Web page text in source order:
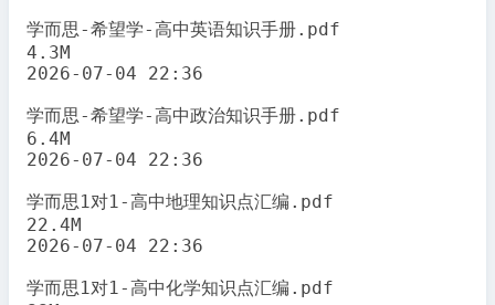
学而思-希望学-高中英语知识手册.pdf
4.3M
2026-07-04 22:36
学而思-希望学-高中政治知识手册.pdf
6.4M
2026-07-04 22:36
学而思1对1-高中地理知识点汇编.pdf
22.4M
2026-07-04 22:36
学而思1对1-高中化学知识点汇编.pdf